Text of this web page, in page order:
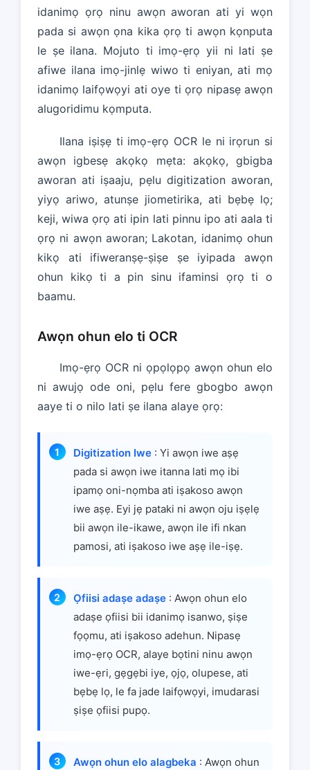
idanimọ ọrọ ninu awọn aworan ati yi wọn
pada si awọn ọna kika ọrọ ti awọn kọnputa
le ṣe ilana. Mojuto ti imọ-ẹrọ yii ni lati ṣe
afiwe ilana imọ-jinlẹ wiwo ti eniyan, ati mọ
idanimọ laifọwọyi ati oye ti ọrọ nipasẹ awọn
alugoridimu kọmputa.
Ilana iṣiṣẹ ti imọ-ẹrọ OCR le ni irọrun si
awọn igbesẹ akọkọ mẹta: akọkọ, gbigba
aworan ati iṣaaju, pẹlu digitization aworan,
yiyọ ariwo, atunṣe jiometirika, ati bẹbẹ lọ;
keji, wiwa ọrọ ati ipin lati pinnu ipo ati aala ti
ọrọ ni awọn aworan; Lakotan, idanimọ ohun
kikọ ati ifiweranṣẹ-ṣiṣe ṣe iyipada awọn
ohun kikọ ti a pin sinu ifaminsi ọrọ ti o
baamu.
Awọn ohun elo ti OCR
Imọ-ẹrọ OCR ni ọpọlọpọ awọn ohun elo
ni awujọ ode oni, pẹlu fere gbogbo awọn
aaye ti o nilo lati ṣe ilana alaye ọrọ:
Digitization Iwe : Yi awọn iwe aṣẹ
pada si awọn iwe itanna lati mọ ibi
ipamọ oni-nọmba ati iṣakoso awọn
iwe aṣẹ. Eyi jẹ pataki ni awọn oju iṣẹlẹ
bii awọn ile-ikawe, awọn ile ifi nkan
pamosi, ati iṣakoso iwe aṣẹ ile-iṣẹ.
Ọfiisi adaṣe adaṣe : Awọn ohun elo
adaṣe ọfiisi bii idanimọ isanwo, ṣiṣe
fọọmu, ati iṣakoso adehun. Nipasẹ
imọ-ẹrọ OCR, alaye bọtini ninu awọn
iwe-ẹri, gẹgẹbi iye, ọjọ, olupese, ati
bẹbẹ lọ, le fa jade laifọwọyi, imudarasi
ṣiṣe ọfiisi pupọ.
Awọn ohun elo alagbeka : Awọn ohun